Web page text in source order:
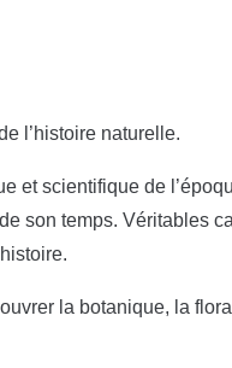
l’histoire naturelle.
et scientifique de
son temps. Véritables
la botanique, la